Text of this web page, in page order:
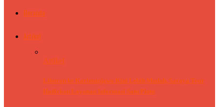
Beranda
Artikel
Artikel
Liburan ke Karimunjawa Kini Lebih Mudah, Saraya Tour
Hadirkan Layanan Informasi Satu Pintu